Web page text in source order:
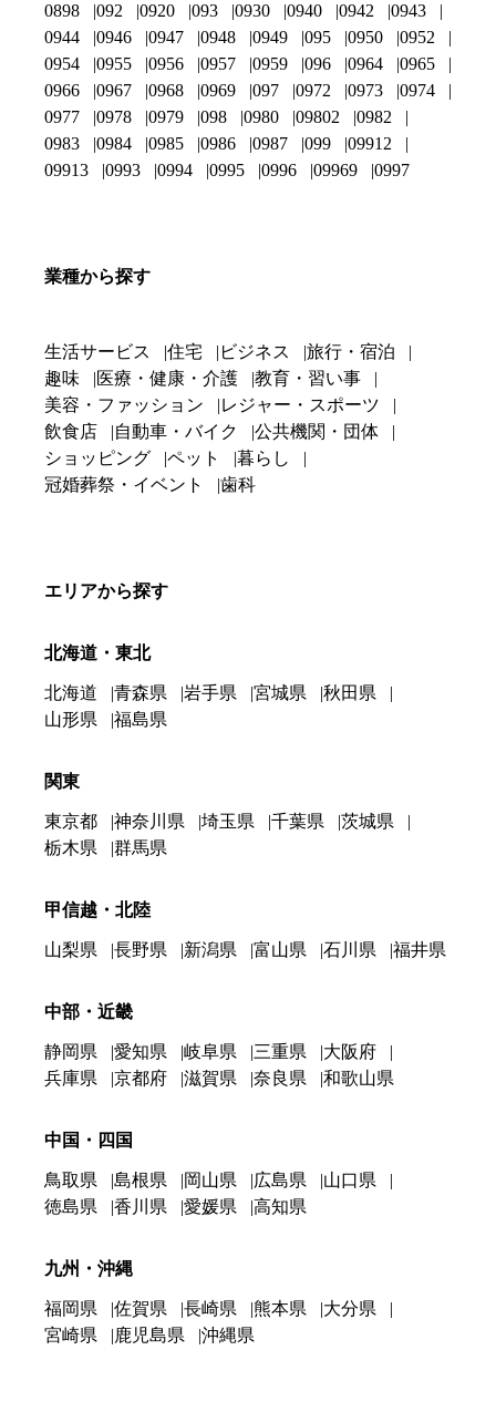
0898
092 0920 093 0930 0940 0942
0943
0944
0946 0947 0948 0949 095 0950
0952
0954
0955 0956 0957 0959 096 0964
0965
0966
0967 0968 0969 097 0972 0973
0974
0977
0978 0979 098 0980 09802
0982
0983
0984 0985 0986 0987 099
09912
09913
0993 0994 0995 0996 09969 0997
業種から探す
生活サービス 住宅 ビジネス
旅行・宿泊
趣味
医療・健康・介護
教育・習い事
美容・ファッション
レジャー・スポーツ
飲食店
自動車・バイク
公共機関・団体
ショッピング
ペット
暮らし
冠婚葬祭・イベント
歯科
エリアから探す
北海道・東北
北海道 青森県 岩手県 宮城県
秋田県
山形県
福島県
関東
東京都 神奈川県 埼玉県 千葉県
茨城県
栃木県
群馬県
甲信越・北陸
山梨県 長野県 新潟県 富山県 石川県 福井県
中部・近畿
静岡県 愛知県 岐阜県 三重県
大阪府
兵庫県
京都府 滋賀県 奈良県 和歌山県
中国・四国
鳥取県 島根県 岡山県 広島県
山口県
徳島県
香川県 愛媛県 高知県
九州・沖縄
福岡県 佐賀県 長崎県 熊本県
大分県
宮崎県
鹿児島県 沖縄県